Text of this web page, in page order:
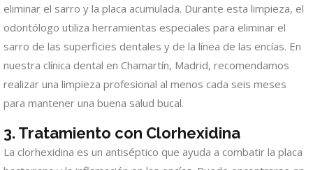
eliminar el sarro y la placa acumulada. Durante esta limpieza, el
odontólogo utiliza herramientas especiales para eliminar el
sarro de las superficies dentales y de la línea de las encías. En
nuestra clínica dental en Chamartín, Madrid, recomendamos
realizar una limpieza profesional al menos cada seis meses
para mantener una buena salud bucal.
3. Tratamiento con Clorhexidina
La clorhexidina es un antiséptico que ayuda a combatir la placa